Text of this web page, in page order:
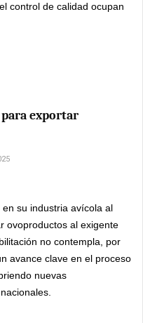
control de calidad ocupan
exportar
su industria avícola al
ovoproductos al exigente
no contempla, por
avance clave en el proceso
nuevas